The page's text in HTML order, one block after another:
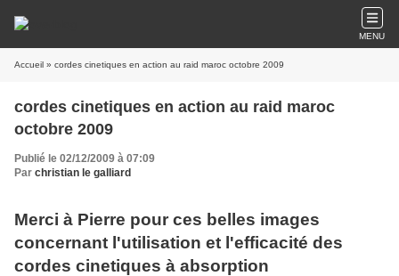
MENU
Accueil » cordes cinetiques en action au raid maroc octobre 2009
cordes cinetiques en action au raid maroc
octobre 2009
Publié le 02/12/2009 à 07:09
Par christian le galliard
Merci à Pierre pour ces belles images
concernant l'utilisation et l'efficacité des
cordes cinetiques à absorption